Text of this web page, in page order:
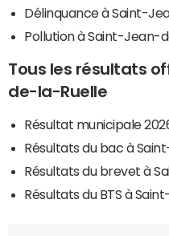
Délinquance à Saint-
Pollution à Saint-Jean-
Tous les résultats
de-la-Ruelle
Résultat municipale
Résultats du bac à
Résultats du brevet à
Résultats du BTS à